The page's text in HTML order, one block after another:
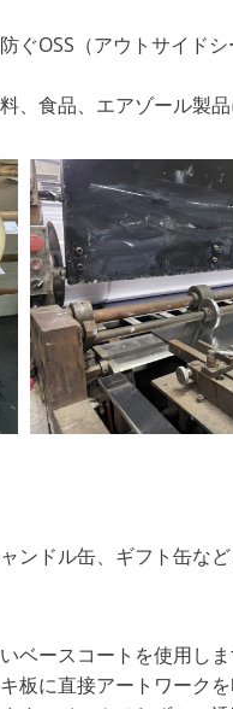
ぐOSS（アウトサイド
、食品、エアゾール製品
ンドル缶、ギフト缶な
ベースコートを使用し
板に直接アートワーク